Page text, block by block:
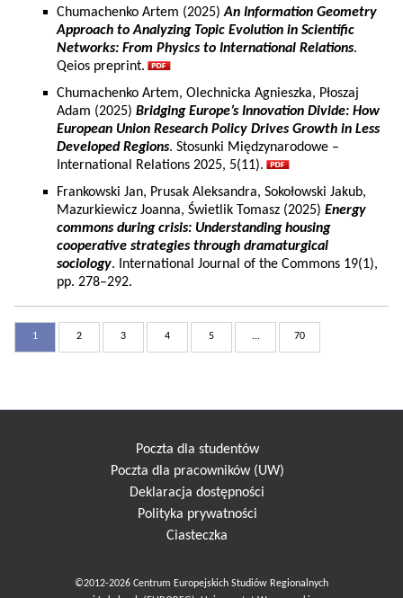
Chumachenko Artem (2025)An Information Geometry
Approach to Analyzing Topic Evolution in Scientific
Networks: From Physics to International Relations.
Qeios preprint.
Chumachenko Artem, Olechnicka Agnieszka, Płoszaj
Adam (2025) Bridging Europe’s Innovation Divide: How
European Union Research Policy Drives Growth in Less
Developed Regions. Stosunki Międzynarodowe –
International Relations 2025, 5(11).
Frankowski Jan, Prusak Aleksandra, Sokołowski Jakub,
Mazurkiewicz Joanna, Świetlik Tomasz (2025) Energy
commons during crisis: Understanding housing
cooperative strategies through dramaturgical
sociology. International Journal of the Commons 19(1),
pp. 278–292.
1 2 3 4 5 ... 70
Poczta dla studentów
Poczta dla pracowników (UW)
Deklaracja dostępności
Polityka prywatności
Ciasteczka
©2012-2026 Centrum Europejskich Studiów Regionalnych